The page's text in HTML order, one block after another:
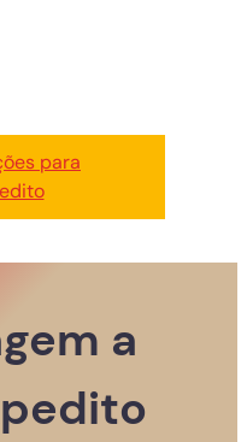
para
a